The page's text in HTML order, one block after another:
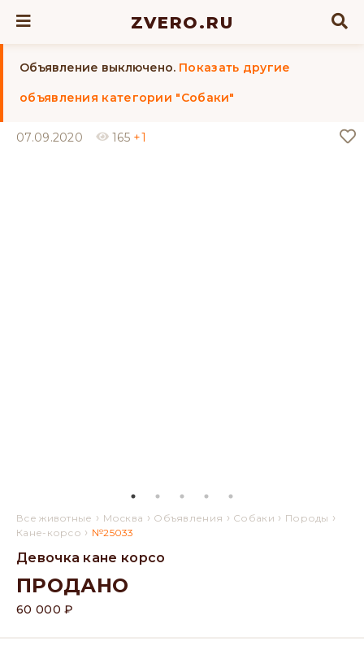
ZVERO.RU
Объявление выключено. Показать другие
объявления категории "Собаки"
07.09.2020 165 +1
Все животные › Москва › Объявления › Собаки › Породы ›
Кане-корсо › №25033
Девочка кане корсо
ПРОДАНО
60 000 ₽